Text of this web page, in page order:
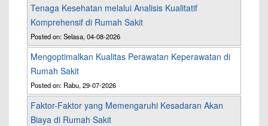
Tenaga Kesehatan melalui Analisis Kualitatif
Komprehensif di Rumah Sakit
Posted on: Selasa, 04-08-2026
Mengoptimalkan Kualitas Perawatan Keperawatan di
Rumah Sakit
Posted on: Rabu, 29-07-2026
Faktor-Faktor yang Memengaruhi Kesadaran Akan
Biaya di Rumah Sakit